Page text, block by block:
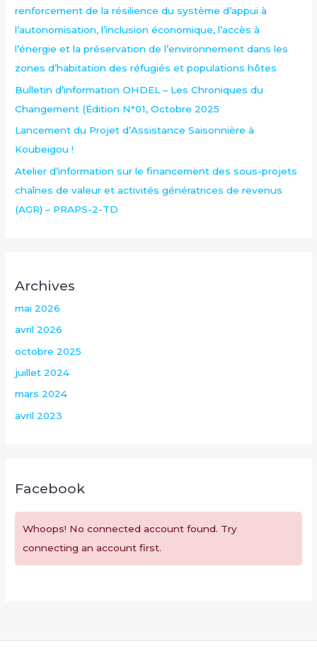
renforcement de la résilience du système d’appui à
l’autonomisation, l’inclusion économique, l’accès à
l’énergie et la préservation de l’environnement dans les
zones d’habitation des réfugiés et populations hôtes
Bulletin d’information OHDEL – Les Chroniques du
Changement (Édition N°01, Octobre 2025
Lancement du Projet d’Assistance Saisonnière à
Koubeigou !
Atelier d’information sur le financement des sous-projets
chaînes de valeur et activités génératrices de revenus
(AGR) – PRAPS-2-TD
Archives
mai 2026
avril 2026
octobre 2025
juillet 2024
mars 2024
avril 2023
Facebook
Whoops! No connected account found. Try
connecting an account first.